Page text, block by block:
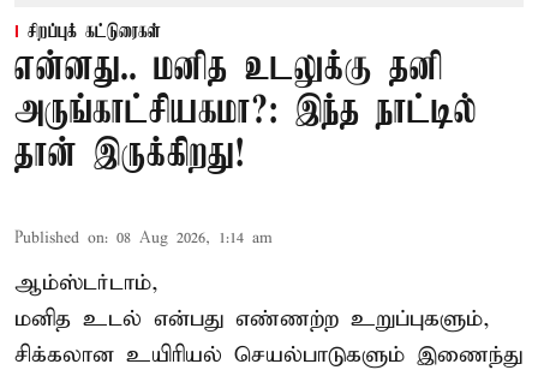
சிறப்புக் கட்டுரைகள்
என்னது.. மனித உடலுக்கு தனி
அருங்காட்சியகமா?: இந்த நாட்டில்
தான் இருக்கிறது!
Published on: 08 Aug 2026, 1:14 am
ஆம்ஸ்டர்டாம்,
மனித உடல் என்பது எண்ணற்ற உறுப்புகளும்,
சிக்கலான உயிரியல் செயல்பாடுகளும் இணைந்து